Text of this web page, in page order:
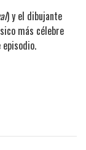
) y el dibujante
más célebre